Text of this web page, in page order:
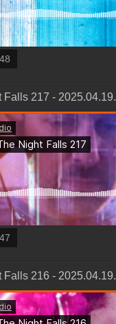
Falls 217 - 2025.04.19.
Falls 216 - 2025.04.19.